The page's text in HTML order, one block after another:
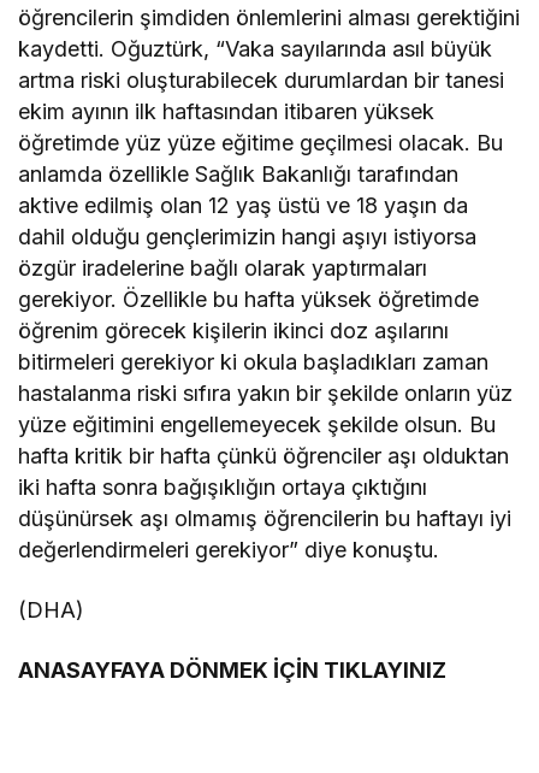
öğrencilerin şimdiden önlemlerini alması gerektiğini
kaydetti. Oğuztürk, “Vaka sayılarında asıl büyük
artma riski oluşturabilecek durumlardan bir tanesi
ekim ayının ilk haftasından itibaren yüksek
öğretimde yüz yüze eğitime geçilmesi olacak. Bu
anlamda özellikle Sağlık Bakanlığı tarafından
aktive edilmiş olan 12 yaş üstü ve 18 yaşın da
dahil olduğu gençlerimizin hangi aşıyı istiyorsa
özgür iradelerine bağlı olarak yaptırmaları
gerekiyor. Özellikle bu hafta yüksek öğretimde
öğrenim görecek kişilerin ikinci doz aşılarını
bitirmeleri gerekiyor ki okula başladıkları zaman
hastalanma riski sıfıra yakın bir şekilde onların yüz
yüze eğitimini engellemeyecek şekilde olsun. Bu
hafta kritik bir hafta çünkü öğrenciler aşı olduktan
iki hafta sonra bağışıklığın ortaya çıktığını
düşünürsek aşı olmamış öğrencilerin bu haftayı iyi
değerlendirmeleri gerekiyor” diye konuştu.
(DHA)
ANASAYFAYA DÖNMEK İÇİN TIKLAYINIZ